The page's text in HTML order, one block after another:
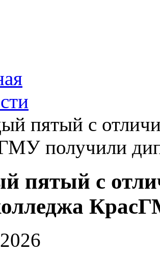
пятый с
получили
пятый с